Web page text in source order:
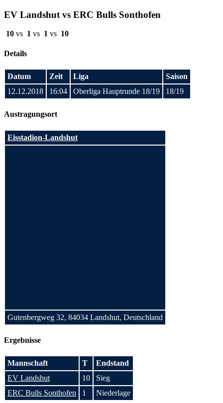
EV Landshut vs ERC Bulls Sonthofen
10 vs 1 vs 1 vs 10
Details
Datum Zeit Liga
Saison
12.12.2018
16:04 Oberliga Hauptrunde 18/19 18/19
Austragungsort
Eisstadion-Landshut
Gutenbergweg 32, 84034 Landshut, Deutschland
Ergebnisse
Mannschaft T
Endstand
EV Landshut
10
Sieg
ERC Bulls Sonthofen
1 Niederlage